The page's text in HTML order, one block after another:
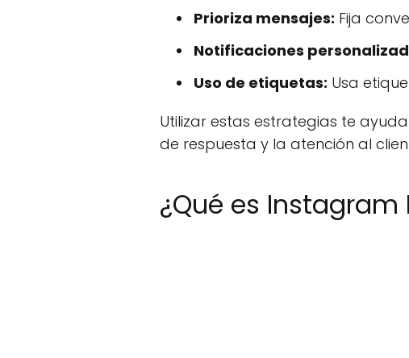
Prioriza mensajes: Fija
Notificaciones
Uso de etiquetas: Usa
Utilizar estas estrategias te
de respuesta y la atención al
¿Qué es